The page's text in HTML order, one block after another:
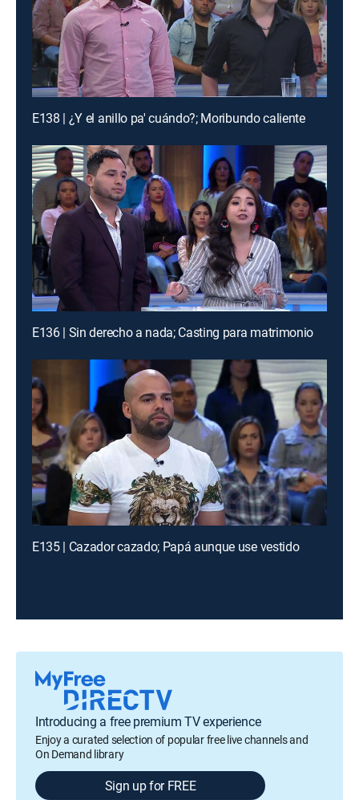
E138 | ¿Y el anillo pa' cuándo?; Moribundo caliente
E136 | Sin derecho a nada; Casting para matrimonio
E135 | Cazador cazado; Papá aunque use vestido
Introducing a free premium TV experience
Enjoy a curated selection of popular free live channels and
On Demand library
Sign up for FREE